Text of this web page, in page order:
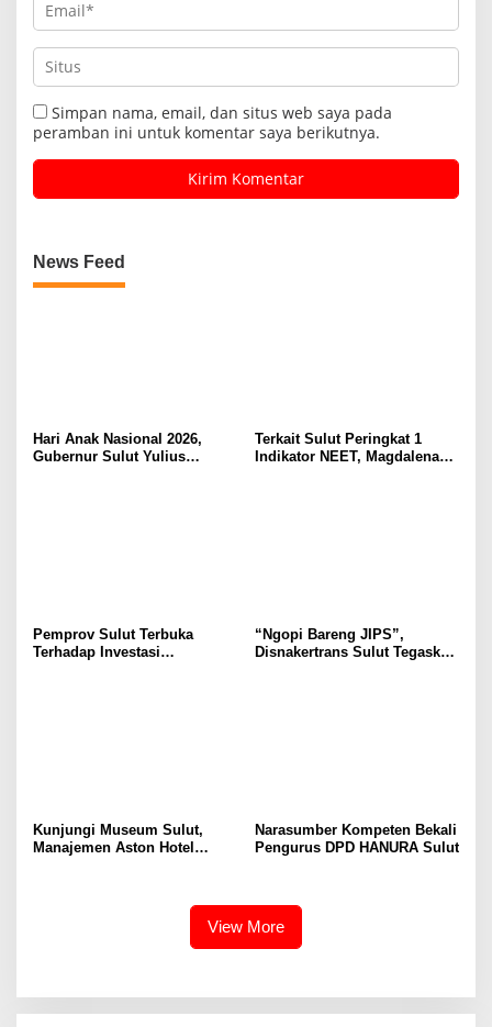
Simpan nama, email, dan situs web saya pada
peramban ini untuk komentar saya berikutnya.
News Feed
Hari Anak Nasional 2026,
Gubernur Sulut Yulius
Terkait Sulut Peringkat 1
Indikator NEET, Magdalena
Pemprov Sulut Terbuka
Terhadap Investasi
“Ngopi Bareng JIPS”,
Disnakertrans Sulut Tegaskan
Kunjungi Museum Sulut,
Manajemen Aston Hotel
Narasumber Kompeten Bekali
Pengurus DPD HANURA Sulut
View More